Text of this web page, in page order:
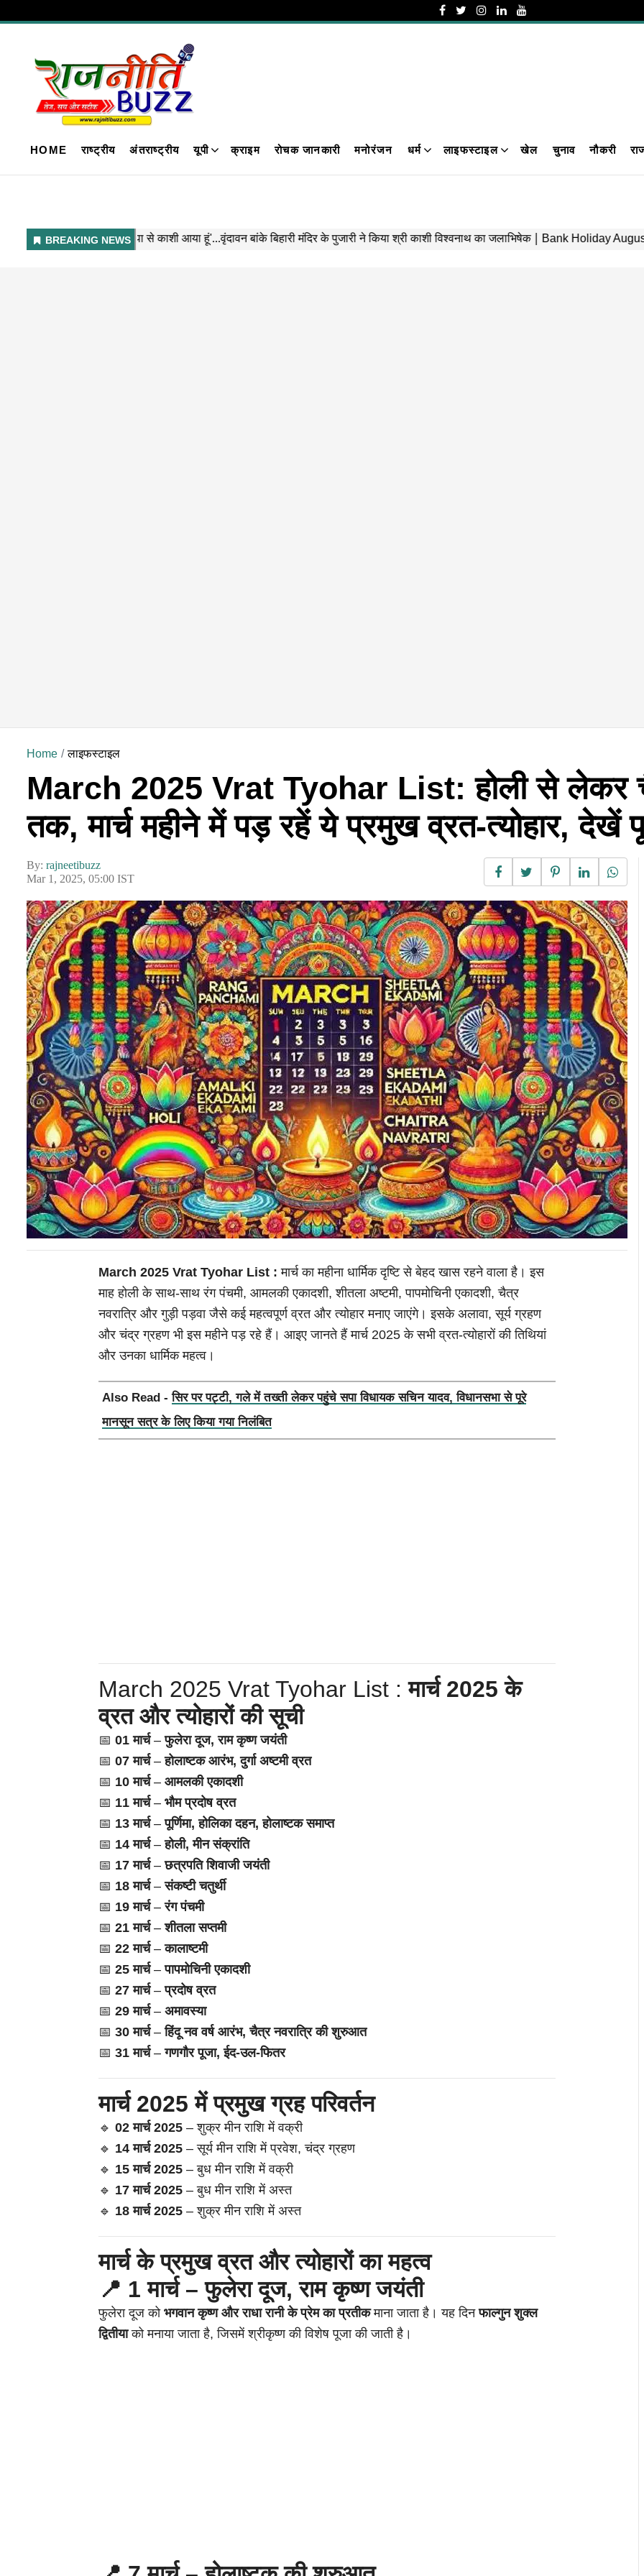
HOME राष्ट्रीय अंतराष्ट्रीय यूपी क्राइम रोचक जानकारी मनोरंजन धर्म लाइफस्टाइल खेल चुनाव नौकरी
Home लाइफस्टाइल
March 2025 Vrat Tyohar List: होली से लेकर
तक, मार्च महीने में पड़ रहें ये प्रमुख व्रत-त्योहार, देखें
By: rajneetibuzz
Mar 1, 2025, 05:00 IST
March 2025 Vrat Tyohar List :मार्च का महीना धार्मिक दृष्टि से बेहद खास रहने वाला है। इस
माह होली के साथ-साथ रंग पंचमी, आमलकी एकादशी, शीतला अष्टमी, पापमोचिनी एकादशी, चैत्र
नवरात्रि और गुड़ी पड़वा जैसे कई महत्वपूर्ण व्रत और त्योहार मनाए जाएंगे। इसके अलावा, सूर्य ग्रहण
और चंद्र ग्रहण भी इस महीने पड़ रहे हैं। आइए जानते हैं मार्च 2025 के सभी व्रत-त्योहारों की तिथियां
और उनका धार्मिक महत्व।
Also Read -सिर पर पट्टी, गले में तख्ती लेकर पहुंचे सपा विधायक सचिन यादव, विधानसभा से पूरे
मानसून सत्र के लिए किया गया निलंबित
March 2025 Vrat Tyohar List :मार्च 2025 के
व्रत और त्योहारों की सूची
📅 01 मार्च–फुलेरा दूज, राम कृष्ण जयंती
📅 07 मार्च–होलाष्टक आरंभ, दुर्गा अष्टमी व्रत
📅 10 मार्च– आमलकी एकादशी
📅 11 मार्च– भौम प्रदोष व्रत
📅 13 मार्च–पूर्णिमा, होलिका दहन, होलाष्टक समाप्त
📅 14 मार्च–होली, मीन संक्रांति
📅 17 मार्च–छत्रपति शिवाजी जयंती
📅 18 मार्च–संकष्टी चतुर्थी
📅 19 मार्च–रंग पंचमी
📅 21 मार्च–शीतला सप्तमी
📅 22 मार्च–कालाष्टमी
📅 25 मार्च–पापमोचिनी एकादशी
📅 27 मार्च–प्रदोष व्रत
📅 29 मार्च– अमावस्या
📅 30 मार्च–हिंदू नव वर्ष आरंभ, चैत्र नवरात्रि की शुरुआत
📅 31 मार्च–गणगौर पूजा, ईद-उल-फितर
मार्च 2025 में प्रमुख ग्रह परिवर्तन
🔹 02 मार्च 2025– शुक्र मीन राशि में वक्री
🔹 14 मार्च 2025– सूर्य मीन राशि में प्रवेश, चंद्र ग्रहण
🔹 15 मार्च 2025– बुध मीन राशि में वक्री
🔹 17 मार्च 2025– बुध मीन राशि में अस्त
🔹 18 मार्च 2025– शुक्र मीन राशि में अस्त
मार्च के प्रमुख व्रत और त्योहारों का महत्व
📍 1 मार्च – फुलेरा दूज, राम कृष्ण जयंती
फुलेरा दूज को भगवान कृष्ण और राधा रानी के प्रेम का प्रतीकमाना जाता है। यह दिनफाल्गुन शुक्ल
द्वितीयाको मनाया जाता है, जिसमें श्रीकृष्ण की विशेष पूजा की जाती है।